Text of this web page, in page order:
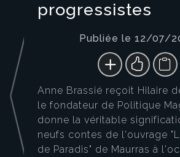
progressistes
Publiée le 12/07/
Anne Brassié reçoit Hilaire
le fondateur de Politique
donne la véritable
neufs contes de l'ouvrage
de Paradis" de Maurras à